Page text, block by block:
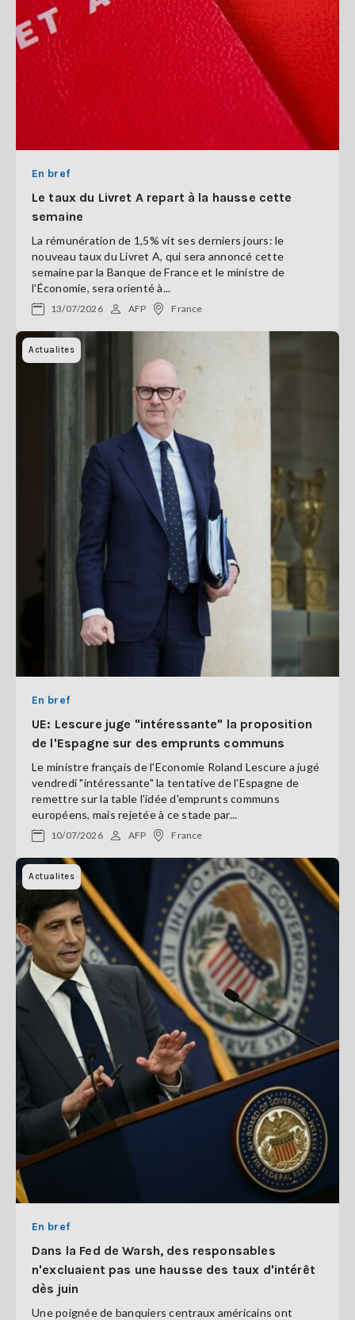
En bref
Le taux du Livret A repart à la hausse cette
semaine
La rémunération de 1,5% vit ses derniers jours: le
nouveau taux du Livret A, qui sera annoncé cette
semaine par la Banque de France et le ministre de
l'Économie, sera orienté à...
13/07/2026 AFP France
Actualites
En bref
UE: Lescure juge "intéressante" la proposition
de l'Espagne sur des emprunts communs
Le ministre français de l'Economie Roland Lescure a jugé
vendredi "intéressante" la tentative de l'Espagne de
remettre sur la table l'idée d'emprunts communs
européens, mais rejetée à ce stade par...
10/07/2026 AFP France
Actualites
En bref
Dans la Fed de Warsh, des responsables
n'excluaient pas une hausse des taux d'intérêt
dès juin
Une poignée de banquiers centraux américains ont